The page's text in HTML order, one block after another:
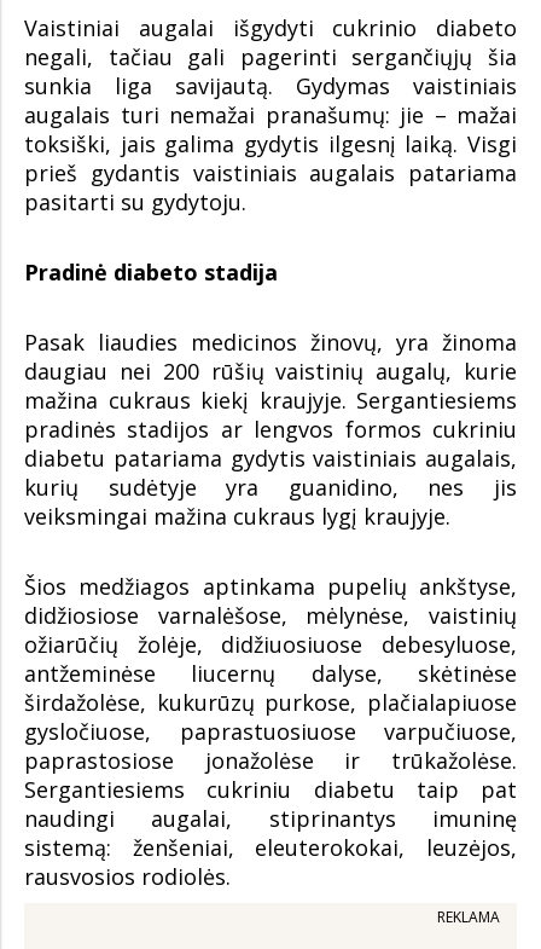
Vaistiniai augalai išgydyti cukrinio diabeto
negali, tačiau gali pagerinti sergančiųjų šia
sunkia liga savijautą. Gydymas vaistiniais
augalais turi nemažai pranašumų: jie – mažai
toksiški, jais galima gydytis ilgesnį laiką. Visgi
prieš gydantis vaistiniais augalais patariama
pasitarti su gydytoju.
Pradinė diabeto stadija
Pasak liaudies medicinos žinovų, yra žinoma
daugiau nei 200 rūšių vaistinių augalų, kurie
mažina cukraus kiekį kraujyje. Sergantiesiems
pradinės stadijos ar lengvos formos cukriniu
diabetu patariama gydytis vaistiniais augalais,
kurių sudėtyje yra guanidino, nes jis
veiksmingai mažina cukraus lygį kraujyje.
Šios medžiagos aptinkama pupelių ankštyse,
didžiosiose varnalėšose, mėlynėse, vaistinių
ožiarūčių žolėje, didžiuosiuose debesyluose,
antžeminėse liucernų dalyse, skėtinėse
širdažolėse, kukurūzų purkose, plačialapiuose
gysločiuose, paprastuosiuose varpučiuose,
paprastosiose jonažolėse ir trūkažolėse.
Sergantiesiems cukriniu diabetu taip pat
naudingi augalai, stiprinantys imuninę
sistemą: ženšeniai, eleuterokokai, leuzėjos,
rausvosios rodiolės.
REKLAMA